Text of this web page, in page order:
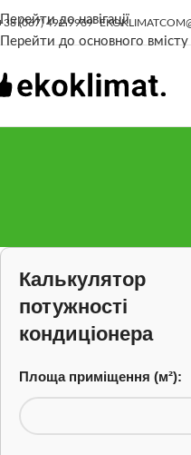
Перейти до навігації
Перейти до основного вмісту
(067) 492 9969
Калькулятор
потужності
кондиціонера
Площа приміщення (м²):